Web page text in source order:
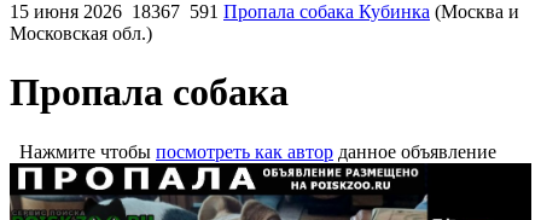
15 июня 2026 18367 591 Пропала собака Кубинка (Москва и
Московская обл.)
Пропала собака
Нажмите чтобы посмотреть как автор данное объявление